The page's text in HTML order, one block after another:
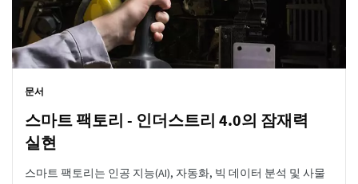
문서
스마트 팩토리 - 인더스트리 4.0의 잠재력
실현
스마트 팩토리는 인공 지능(AI), 자동화, 빅 데이터 분석 및 사물